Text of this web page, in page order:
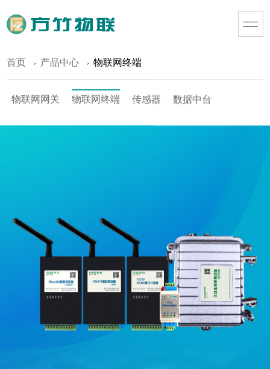
首页 产品中心 物联网终端
物联网网关 物联网终端 传感器 数据中台